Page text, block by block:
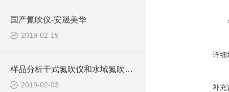
国产氮吹仪-安晟美华
2019-02-19
样品分析干式氮吹仪和水域氮吹仪主要区别有哪些
2019-02-03
详细
补充